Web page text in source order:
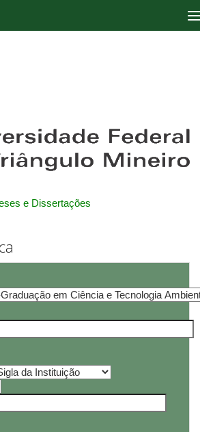
e Dissertações